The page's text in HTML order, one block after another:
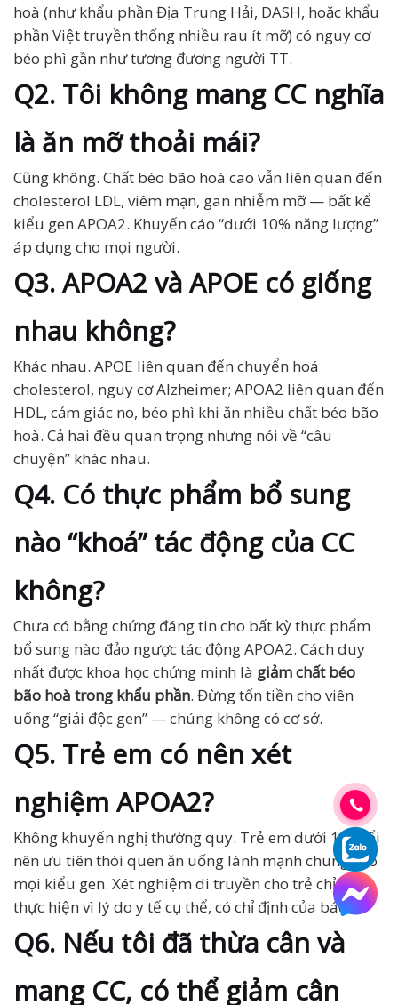
hoà (như khẩu phần Địa Trung Hải, DASH, hoặc khẩu
phần Việt truyền thống nhiều rau ít mỡ) có nguy cơ
béo phì gần như tương đương người TT.
Q2. Tôi không mang CC nghĩa
là ăn mỡ thoải mái?
Cũng không. Chất béo bão hoà cao vẫn liên quan đến
cholesterol LDL, viêm mạn, gan nhiễm mỡ — bất kể
kiểu gen APOA2. Khuyến cáo “dưới 10% năng lượng”
áp dụng cho mọi người.
Q3. APOA2 và APOE có giống
nhau không?
Khác nhau. APOE liên quan đến chuyển hoá
cholesterol, nguy cơ Alzheimer; APOA2 liên quan đến
HDL, cảm giác no, béo phì khi ăn nhiều chất béo bão
hoà. Cả hai đều quan trọng nhưng nói về “câu
chuyện” khác nhau.
Q4. Có thực phẩm bổ sung
nào “khoá” tác động của CC
không?
Chưa có bằng chứng đáng tin cho bất kỳ thực phẩm
bổ sung nào đảo ngược tác động APOA2. Cách duy
nhất được khoa học chứng minh là giảm chất béo
bão hoà trong khẩu phần. Đừng tốn tiền cho viên
uống “giải độc gen” — chúng không có cơ sở.
Q5. Trẻ em có nên xét
nghiệm APOA2?
Không khuyến nghị thường quy. Trẻ em dưới 18 tuổi
nên ưu tiên thói quen ăn uống lành mạnh chung cho
mọi kiểu gen. Xét nghiệm di truyền cho trẻ chỉ nên
thực hiện vì lý do y tế cụ thể, có chỉ định của bác sĩ.
Q6. Nếu tôi đã thừa cân và
mang CC, có thể giảm cân